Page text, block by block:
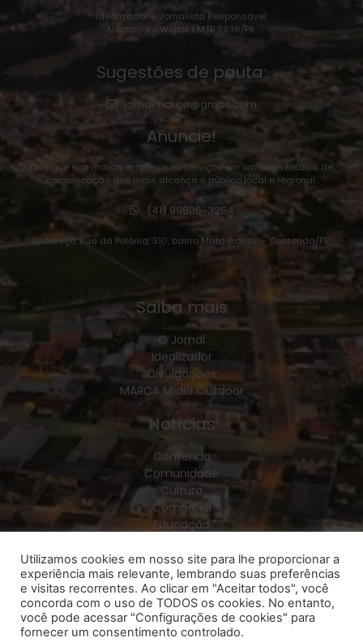
Idealizador e Jornalista Responsável:
Alexsandro Wojcik | MTB 9936/PR.
Sugestões de pauta:
jornalmarca@gmail.com
Anuncie!
Divulgue sua marca, empresa ou serviços em um dos veículos de
comunicação que mais alcança o público local e regional:
(41) 99806-3254
Endereço: Rua da Polônia, 310, bairro Mato Branco – Contenda/PR.
Saiba mais
O Jornal
Idealizador
Divulgações
MARCA Mídia Outdoor
Notícias
Contenda
Comunidade
Cultura
Comercial
Educação
Geral
Política
Policial
Saúde
Região
Utilizamos cookies em nosso site para lhe proporcionar a
experiência mais relevante, lembrando suas preferências
e visitas recorrentes. Ao clicar em "Aceitar todos", você
concorda com o uso de TODOS os cookies. No entanto,
você pode acessar "Configurações de cookies" para
fornecer um consentimento controlado.